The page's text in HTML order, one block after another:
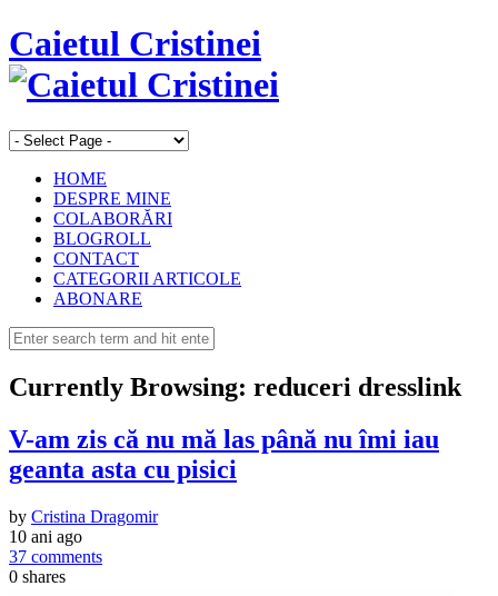
Caietul Cristinei
HOME
DESPRE MINE
COLABORĂRI
BLOGROLL
CONTACT
CATEGORII ARTICOLE
ABONARE
Currently Browsing: reduceri dresslink
V-am zis că nu mă las până nu îmi iau
geanta asta cu pisici
by Cristina Dragomir
10 ani ago
37 comments
0 shares